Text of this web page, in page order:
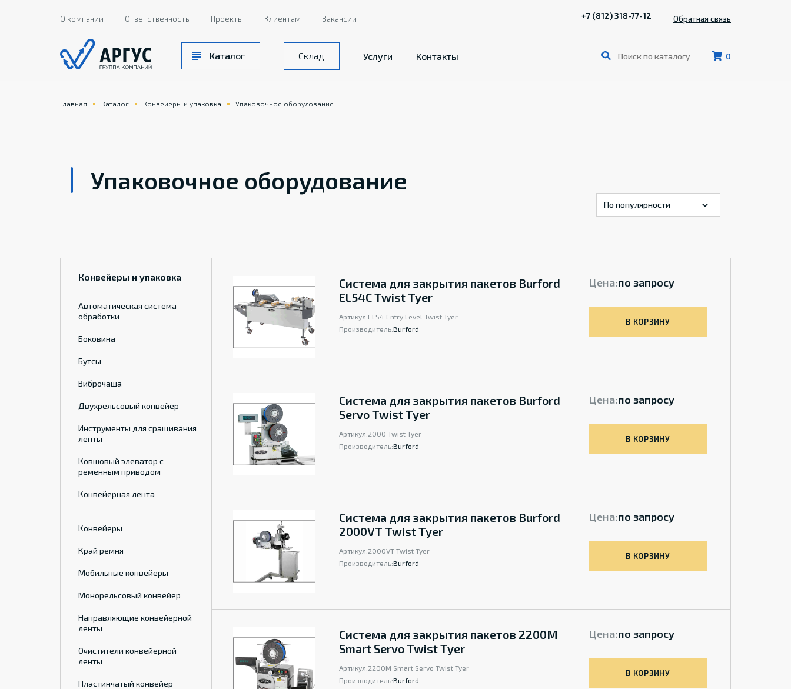
0
Каталог Склад Услуги Контакты
О компании Ответственность Проекты Клиентам Вакансии +7 (812) 318-77-12 Обратная связь
Главная Каталог Конвейеры и упаковка Упаковочное оборудование
Упаковочное оборудование
Конвейеры и упаковка
Автоматическая система
обработки
Боковина
Бутсы
Виброчаша
Двухрельсовый конвейер
Инструменты для сращивания
ленты
Ковшовый элеватор с
ременным приводом
Конвейерная лента
Конвейеры
Край ремня
Мобильные конвейеры
Монорельсовый конвейер
Направляющие конвейерной
ленты
Очистители конвейерной
ленты
Пластинчатый конвейер
Система для закрытия пакетов Burford
EL54C Twist Tyer
Артикул:EL54 Entry Level Twist Tyer
Производитель:Burford
Цена:по запросу
В КОРЗИНУ
Система для закрытия пакетов Burford
Servo Twist Tyer
Артикул:2000 Twist Tyer
Производитель:Burford
Цена:по запросу
В КОРЗИНУ
Система для закрытия пакетов Burford
2000VT Twist Tyer
Артикул:2000VT Twist Tyer
Производитель:Burford
Цена:по запросу
В КОРЗИНУ
Система для закрытия пакетов 2200M
Smart Servo Twist Tyer
Артикул:2200M Smart Servo Twist Tyer
Производитель:Burford
Цена:по запросу
В КОРЗИНУ